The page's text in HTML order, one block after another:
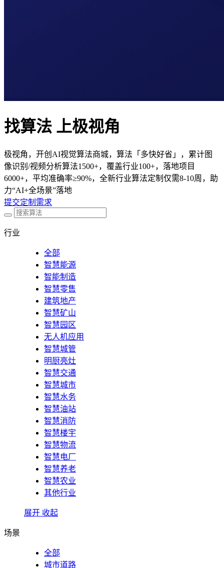
找算法 上极视角
极视角，开创AI视觉算法商城，算法「多快好省」，累计图
像识别/视频分析算法1500+，覆盖行业100+，落地项目
6000+，平均准确率≥90%，全新行业算法定制仅需8-10周，助
力“AI+全场景”落地
提交定制需求
行业
全部
智慧能源
智能制造
智慧零售
建筑地产
智慧矿山
智慧园区
无人机应用
智慧城管
明厨亮灶
智慧交通
智慧城市
智慧水务
智慧油站
智慧消防
智慧楼宇
智慧物流
智慧电厂
智慧养老
智慧农业
其他行业
展开 收起
场景
全部
城市道路